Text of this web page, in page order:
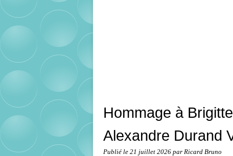
Hommage à
Alexandre Durand
Publié le 21 juillet 2026 par Ricard Bruno